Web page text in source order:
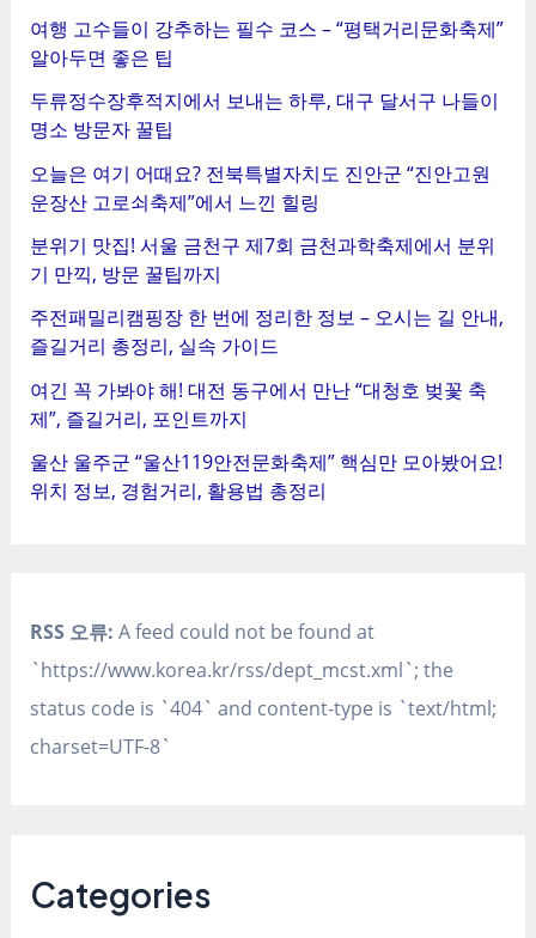
여행 고수들이 강추하는 필수 코스 – “평택거리문화축제”
알아두면 좋은 팁
두류정수장후적지에서 보내는 하루, 대구 달서구 나들이
명소 방문자 꿀팁
오늘은 여기 어때요? 전북특별자치도 진안군 “진안고원
운장산 고로쇠축제”에서 느낀 힐링
분위기 맛집! 서울 금천구 제7회 금천과학축제에서 분위
기 만끽, 방문 꿀팁까지
주전패밀리캠핑장 한 번에 정리한 정보 – 오시는 길 안내,
즐길거리 총정리, 실속 가이드
여긴 꼭 가봐야 해! 대전 동구에서 만난 “대청호 벚꽃 축
제”, 즐길거리, 포인트까지
울산 울주군 “울산119안전문화축제” 핵심만 모아봤어요!
위치 정보, 경험거리, 활용법 총정리
RSS 오류: A feed could not be found at
`https://www.korea.kr/rss/dept_mcst.xml`; the
status code is `404` and content-type is `text/html;
charset=UTF-8`
Categories